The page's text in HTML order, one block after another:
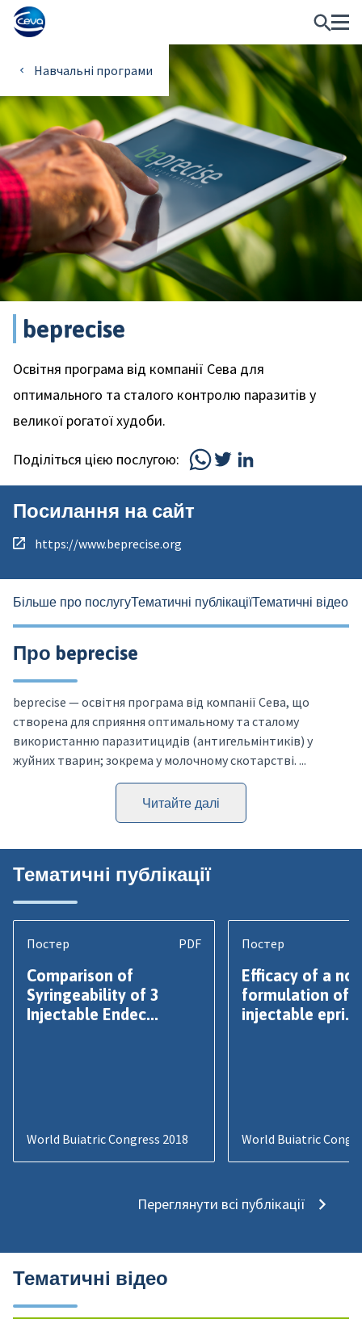
Навчальні програми
beprecise
Освітня програма від компанії Сева для
оптимального та сталого контролю паразитів у
великої рогатої худоби.
Поділіться цією послугою:
Посилання на сайт
https://www.beprecise.org
Більше про послугуТематичні публікаціїТематичні відео
Про beprecise
beprecise — освітня програма від компанії Сева, що
створена для сприяння оптимальному та сталому
використанню паразитицидів (антигельмінтиків) у
жуйних тварин; зокрема у молочному скотарстві. ...
Читайте далі
Тематичні публікації
Постер PDF
Comparison of
Syringeability of 3
Injectable Endec...
World Buiatric Congress 2018
Постер
Efficacy of a
formulation of
injectable epri...
World Buiatric
Переглянути всі публікації
Тематичні відео